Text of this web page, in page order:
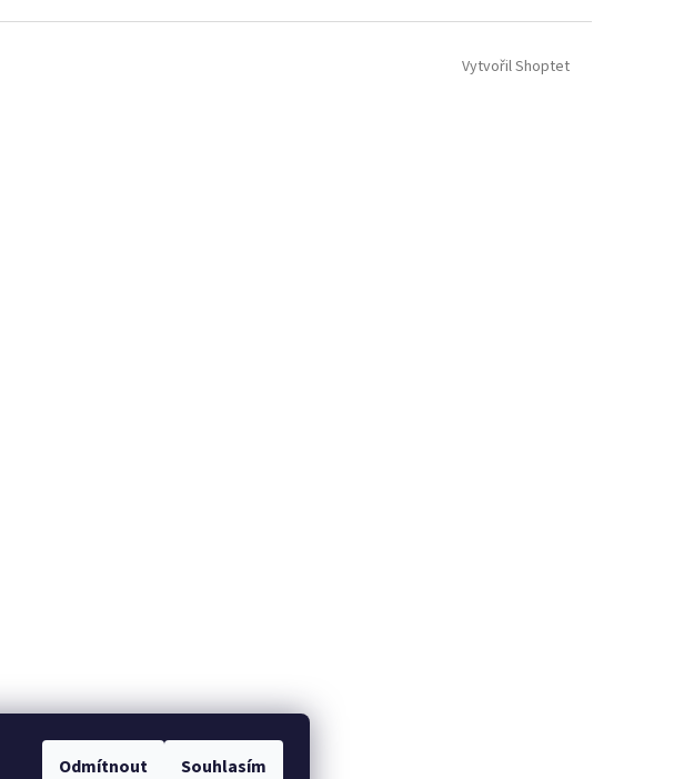
Odmítnout Souhlasím
Vytvořil Shoptet